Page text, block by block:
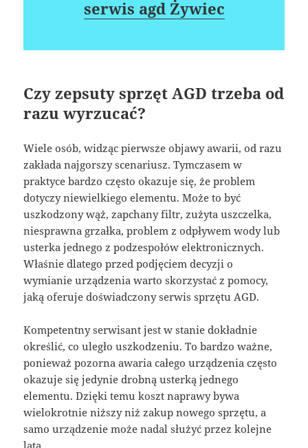
serwis agd Żywiec
Czy zepsuty sprzęt AGD trzeba od
razu wyrzucać?
Wiele osób, widząc pierwsze objawy awarii, od razu
zakłada najgorszy scenariusz. Tymczasem w
praktyce bardzo często okazuje się, że problem
dotyczy niewielkiego elementu. Może to być
uszkodzony wąż, zapchany filtr, zużyta uszczelka,
niesprawna grzałka, problem z odpływem wody lub
usterka jednego z podzespołów elektronicznych.
Właśnie dlatego przed podjęciem decyzji o
wymianie urządzenia warto skorzystać z pomocy,
jaką oferuje doświadczony serwis sprzętu AGD.
Kompetentny serwisant jest w stanie dokładnie
określić, co uległo uszkodzeniu. To bardzo ważne,
ponieważ pozorna awaria całego urządzenia często
okazuje się jedynie drobną usterką jednego
elementu. Dzięki temu koszt naprawy bywa
wielokrotnie niższy niż zakup nowego sprzętu, a
samo urządzenie może nadal służyć przez kolejne